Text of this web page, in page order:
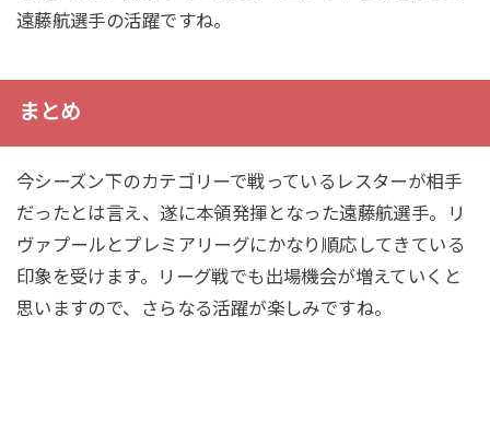
遠藤航選手の活躍ですね。
まとめ
今シーズン下のカテゴリーで戦っているレスターが相手
だったとは言え、遂に本領発揮となった遠藤航選手。リ
ヴァプールとプレミアリーグにかなり順応してきている
印象を受けます。リーグ戦でも出場機会が増えていくと
思いますので、さらなる活躍が楽しみですね。